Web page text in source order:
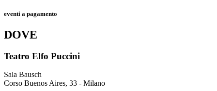
eventi a pagamento
DOVE
Teatro Elfo Puccini
Sala Bausch
Corso Buenos Aires, 33 - Milano